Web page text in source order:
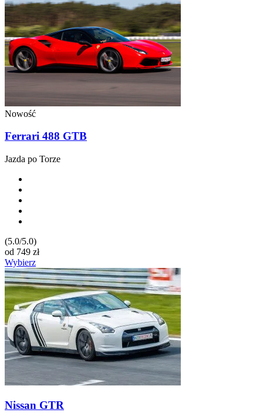
Nowość
Ferrari 488 GTB
Jazda po Torze
(5.0/5.0)
od 749 zł
Wybierz
Nissan GTR